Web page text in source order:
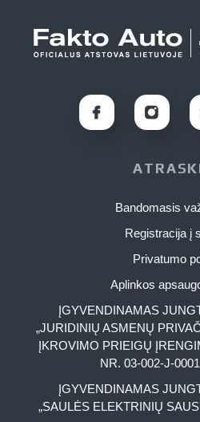
Bandomasis
Registracija į
Privatumo
Aplinkos
ĮGYVENDINAMAS
„JURIDINIŲ ASMENŲ
ĮKROVIMO PRIEIGŲ
NR. 03-002-J-
ĮGYVENDINAMAS
„SAULĖS ELEKTRINIŲ